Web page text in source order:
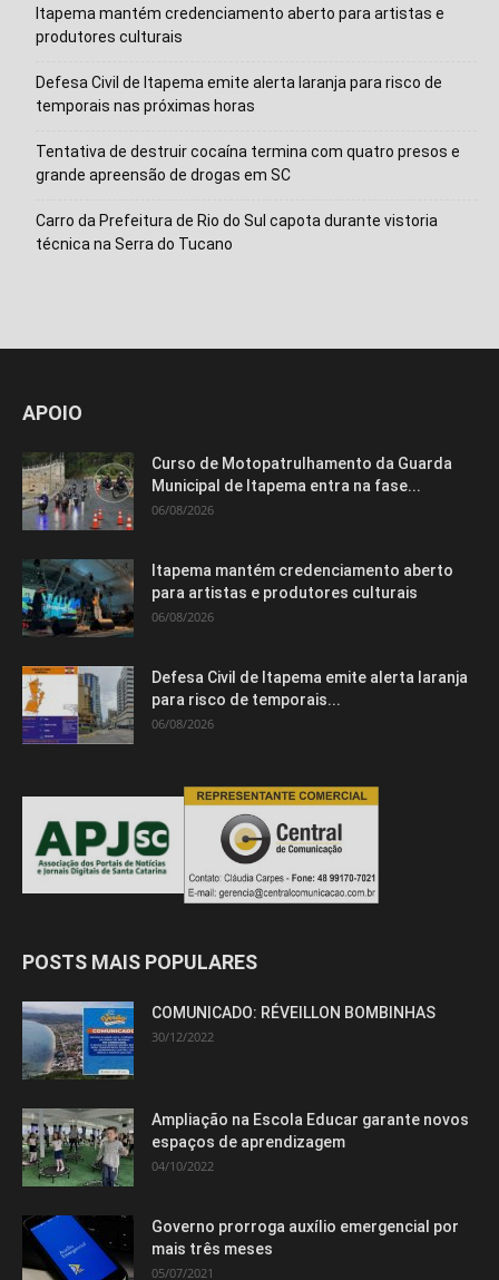
Itapema mantém credenciamento aberto para artistas e
produtores culturais
Defesa Civil de Itapema emite alerta laranja para risco de
temporais nas próximas horas
Tentativa de destruir cocaína termina com quatro presos e
grande apreensão de drogas em SC
Carro da Prefeitura de Rio do Sul capota durante vistoria
técnica na Serra do Tucano
APOIO
Curso de Motopatrulhamento da Guarda
Municipal de Itapema entra na fase...
06/08/2026
Itapema mantém credenciamento aberto
para artistas e produtores culturais
06/08/2026
Defesa Civil de Itapema emite alerta laranja
para risco de temporais...
06/08/2026
POSTS MAIS POPULARES
COMUNICADO: RÉVEILLON BOMBINHAS
30/12/2022
Ampliação na Escola Educar garante novos
espaços de aprendizagem
04/10/2022
Governo prorroga auxílio emergencial por
mais três meses
05/07/2021
Isso vai fechar em segundos